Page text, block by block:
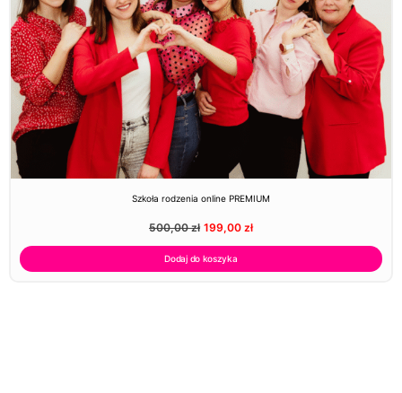
Szkoła rodzenia online PREMIUM
500,00zł 199,00 zł
Dodaj do koszyka